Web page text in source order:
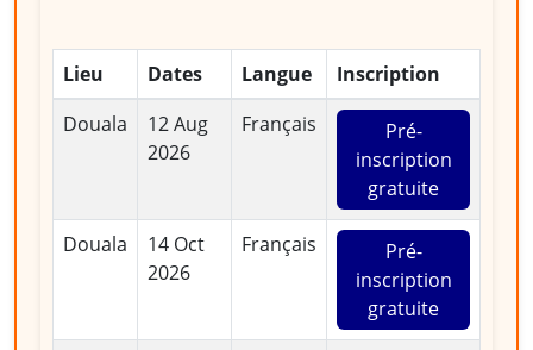
Lieu Dates Langue
Inscription
Douala
12 Aug
2026
Français
Pré-
inscription
gratuite
Douala
14 Oct
2026
Français
Pré-
inscription
gratuite